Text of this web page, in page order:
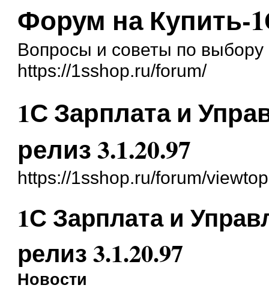
Форум на Купить-
Вопросы и советы по
https://1sshop.ru/forum/
1С Зарплата и
релиз 3.1.20.97
https://1sshop.ru/forum/
1С Зарплата и
релиз 3.1.20.97
Новости